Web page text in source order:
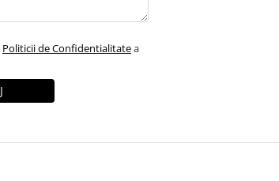
Politicii de Confidentialitatea